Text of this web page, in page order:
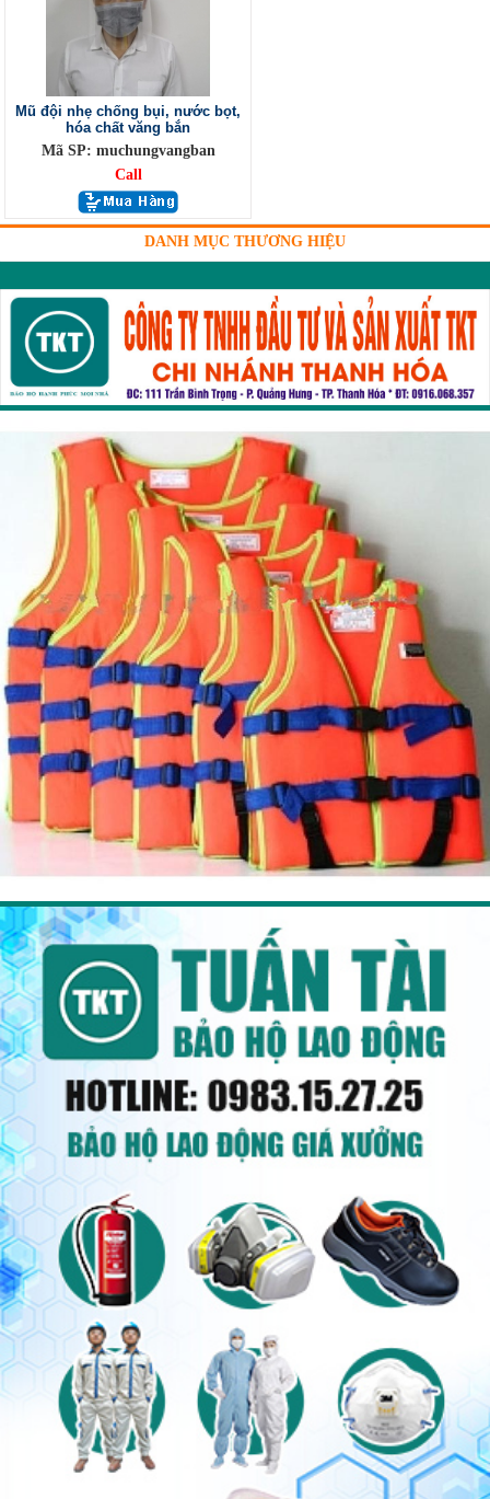
Mũ đội nhẹ chống bụi, nước bọt,
hóa chất văng bắn
Mã SP: muchungvangban
Call
DANH MỤC THƯƠNG HIỆU